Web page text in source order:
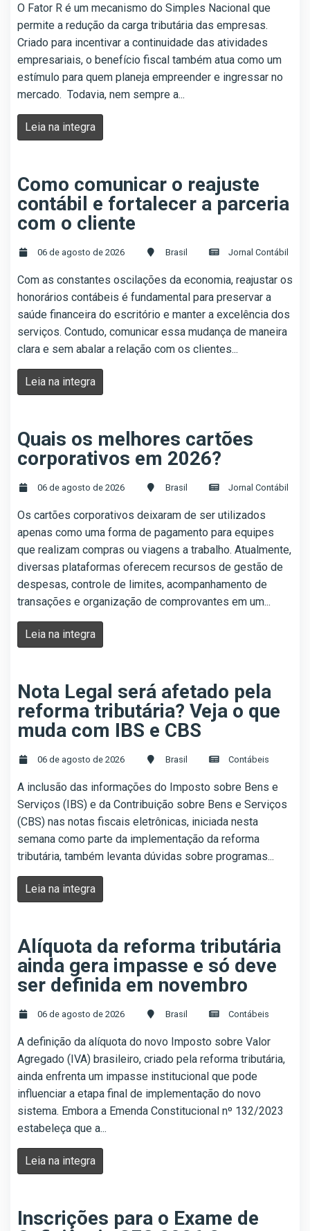
O Fator R é um mecanismo do Simples Nacional que
permite a redução da carga tributária das empresas.
Criado para incentivar a continuidade das atividades
empresariais, o benefício fiscal também atua como um
estímulo para quem planeja empreender e ingressar no
mercado. Todavia, nem sempre a...
Leia na integra
Como comunicar o reajuste
contábil e fortalecer a parceria
com o cliente
06 de agosto de 2026 Brasil Jornal Contábil
Com as constantes oscilações da economia, reajustar os
honorários contábeis é fundamental para preservar a
saúde financeira do escritório e manter a excelência dos
serviços. Contudo, comunicar essa mudança de maneira
clara e sem abalar a relação com os clientes...
Leia na integra
Quais os melhores cartões
corporativos em 2026?
06 de agosto de 2026 Brasil Jornal Contábil
Os cartões corporativos deixaram de ser utilizados
apenas como uma forma de pagamento para equipes
que realizam compras ou viagens a trabalho. Atualmente,
diversas plataformas oferecem recursos de gestão de
despesas, controle de limites, acompanhamento de
transações e organização de comprovantes em um...
Leia na integra
Nota Legal será afetado pela
reforma tributária? Veja o que
muda com IBS e CBS
06 de agosto de 2026 Brasil Contábeis
A inclusão das informações do Imposto sobre Bens e
Serviços (IBS) e da Contribuição sobre Bens e Serviços
(CBS) nas notas fiscais eletrônicas, iniciada nesta
semana como parte da implementação da reforma
tributária, também levanta dúvidas sobre programas...
Leia na integra
Alíquota da reforma tributária
ainda gera impasse e só deve
ser definida em novembro
06 de agosto de 2026 Brasil Contábeis
A definição da alíquota do novo Imposto sobre Valor
Agregado (IVA) brasileiro, criado pela reforma tributária,
ainda enfrenta um impasse institucional que pode
influenciar a etapa final de implementação do novo
sistema. Embora a Emenda Constitucional nº 132/2023
estabeleça que a...
Leia na integra
Inscrições para o Exame de